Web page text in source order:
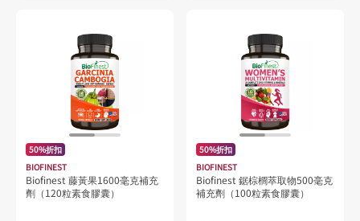
50%折扣
BIOFINEST
Biofinest 藤黃果1600毫克補充
劑（120粒素食膠囊）
50%折扣
BIOFINEST
Biofinest 鋸棕櫚萃取物500毫克
補充劑（100粒素食膠囊）